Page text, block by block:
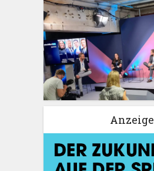
Anzeige